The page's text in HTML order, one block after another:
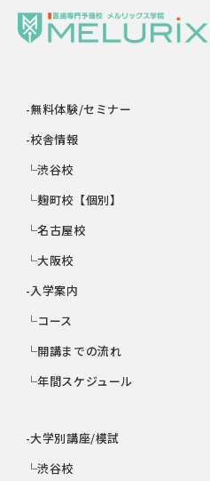
-無料体験/セミナー
-校舎情報
└渋谷校
└麹町校【個別】
└名古屋校
└大阪校
-入学案内
└コース
└開講までの流れ
└年間スケジュール
-大学別講座/模試
└渋谷校